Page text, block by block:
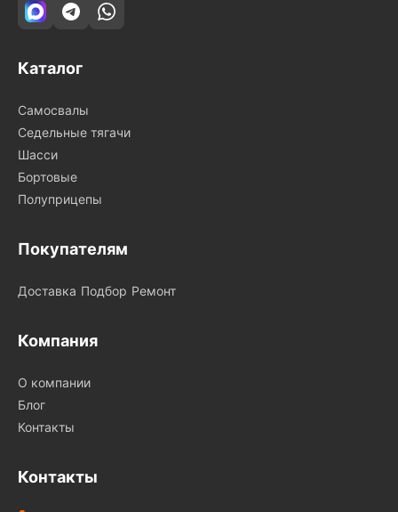
Каталог
Самосвалы
Седельные тягачи
Шасси
Бортовые
Полуприцепы
Покупателям
Доставка Подбор Ремонт
Компания
О компании
Блог
Контакты
Контакты